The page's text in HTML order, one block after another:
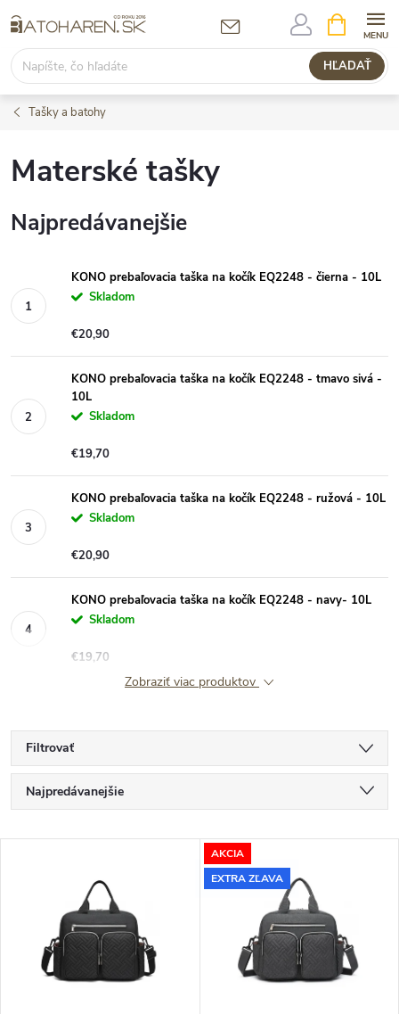
na
obsah
HĽADAŤ
KOŠÍK
Tašky a batohy
Materské tašky
Najpredávanejšie
KONO prebaľovacia taška na kočík EQ2248 - čierna - 10L
Skladom
€20,90
KONO prebaľovacia taška na kočík EQ2248 - tmavo sivá -
10L
Skladom
€19,70
KONO prebaľovacia taška na kočík EQ2248 - ružová - 10L
Skladom
€20,90
KONO prebaľovacia taška na kočík EQ2248 - navy- 10L
Skladom
€19,70
Zobraziť viac produktov
Filtrovať
RNajpredávanejšie
AKCIA
EXTRA ZĽAVA